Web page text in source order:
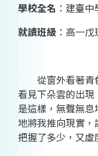
學校全名 ：建臺中
就讀班級 ：高一戊
從窗外看著青
看見下朵雲的出現
是這樣，無聲無
地將我推向現實
把握了多少，又虛